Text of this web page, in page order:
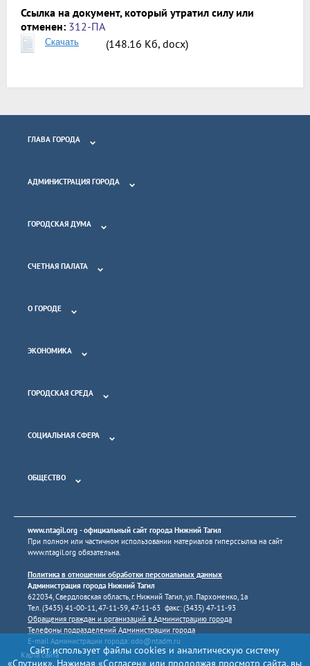
Ссылка на документ, который утратил силу или
отменен: 312-ПА
Скачать (148.16 Кб, docx)
ГЛАВА ГОРОДА
АДМИНИСТРАЦИЯ ГОРОДА
ГОРОДСКАЯ ДУМА
СЧЕТНАЯ ПАЛАТА
О ГОРОДЕ
ЭКОНОМИКА
ГОРОДСКАЯ СРЕДА
СОЦИАЛЬНАЯ СФЕРА
ОБЩЕСТВО
www.ntagil.org - официальный сайт города Нижний Тагил
При полном или частичном использовании материалов гиперссылка на сайт
www.ntagil.org обязательна.
Политика в отношении обработки персональных данных
Администрация города Нижний Тагил
622034, Свердловская область, г. Нижний Тагил, ул. Пархоменко, 1а
Тел. (3435) 41-00-11, 47-11-59, 47-11-63 факс: (3435) 47-11-93
Обращения граждан и организаций в Администрацию города
Телефоны подразделений Администрации города
E-mail Администрации города: odo@ntadm.ru
Карта сайта
Сайт использует файлы cookies и аналитическую систему
«Спутник». Нажимая «Согласен» или продолжая просмотр сайта, вы